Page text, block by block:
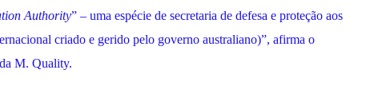
Authority” – uma espécie de secretaria de defesa e proteção aos
criado e gerido pelo governo australiano)”, afirma o
M. Quality.